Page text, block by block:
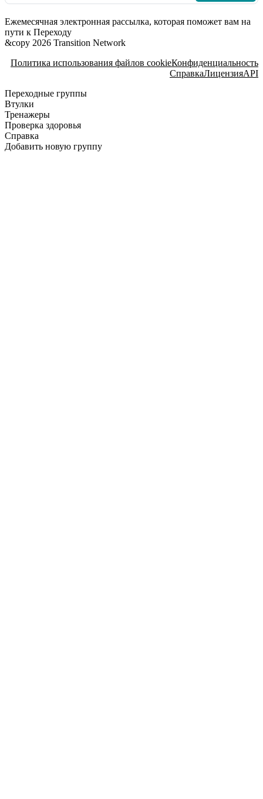
Ежемесячная электронная рассылка, которая поможет вам на
пути к Переходу
&copy 2026 Transition Network
Политика использования файлов cookieКонфиденциальность
СправкаЛицензияAPI
Переходные группы
Втулки
Тренажеры
Проверка здоровья
Справка
Добавить новую группу